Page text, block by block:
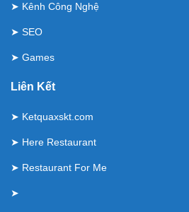
➤ Kênh Công Nghệ
➤ SEO
➤ Games
Liên Kết
➤ Ketquaxskt.com
➤ Here Restaurant
➤ Restaurant For Me
➤